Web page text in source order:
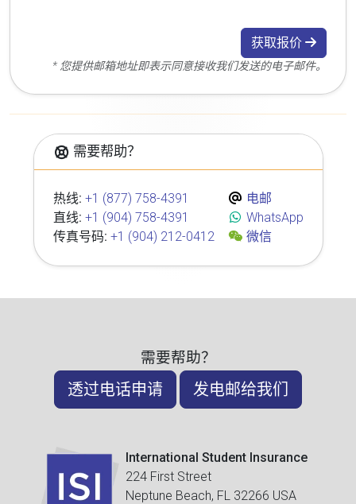
获取报价
* 您提供邮箱地址即表示同意接收我们发送的电子邮件。
需要帮助？
热线: +1 (877) 758-4391
直线: +1 (904) 758-4391
传真号码: +1 (904) 212-0412
电邮
WhatsApp
微信
需要帮助？
透过电话申请 发电邮给我们
International Student Insurance
224 First Street
Neptune Beach, FL 32266 USA